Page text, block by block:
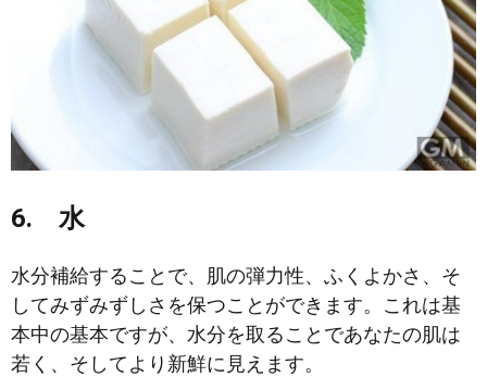
6. 水
水分補給することで、肌の弾力性、ふくよかさ、そ
してみずみずしさを保つことができます。これは基
本中の基本ですが、水分を取ることであなたの肌は
若く、そしてより新鮮に見えます。